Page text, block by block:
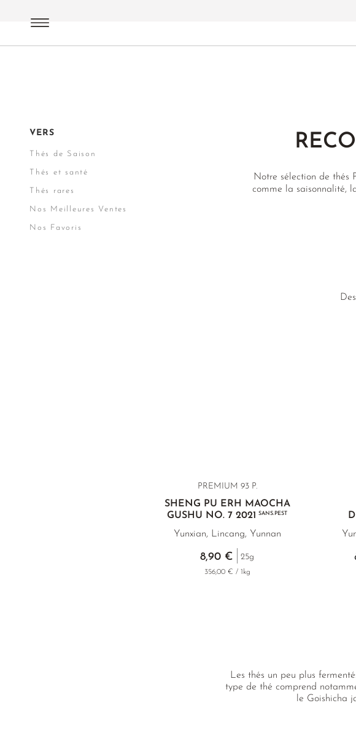
Notre sélection de thés
comme la saisonnalité,
PREMIUM 93 P.
SHENG PU ERH MAOCHA
GUSHU NO. 7 2021SANS.PEST
Yunxian, Lincang, Yunnan
8,90 € 25g
356,00 € / 1kg
Les thés un peu plus
type de thé comprend
le Goishicha
VERS
Thés de Saison
Thés et santé
Thés rares
Nos Meilleures Ventes
Nos Favoris